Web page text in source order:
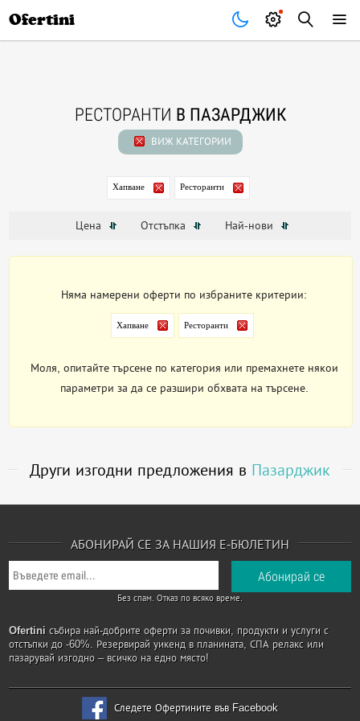
Ofertini
РЕСТОРАНТИ В ПАЗАРДЖИК
ВИЖ КАТЕГОРИИ
Хапване Ресторанти
Цена Отстъпка Най-нови
Няма намерени оферти по избраните критерии:
Хапване Ресторанти
Моля, опитайте търсене по категория или премахнете някои
параметри за да се разшири обхвата на търсене.
Други изгодни предложения в Пазарджик
АБОНИРАЙ СЕ ЗА НАШИЯ Е-БЮЛЕТИН
Без спам. Отказ по всяко време.
Ofertini събира най-добрите оферти за почивки, продукти и услуги с
отстъпки до -60%. Резервирай уикенд в планината, СПА релакс или
пазарувай изгодно – всичко на едно място!
Следете Офертините във Facebook